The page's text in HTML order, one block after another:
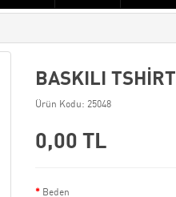
BASKILI TSHİRT
Ürün Kodu: 25048
0,00 TL
Beden